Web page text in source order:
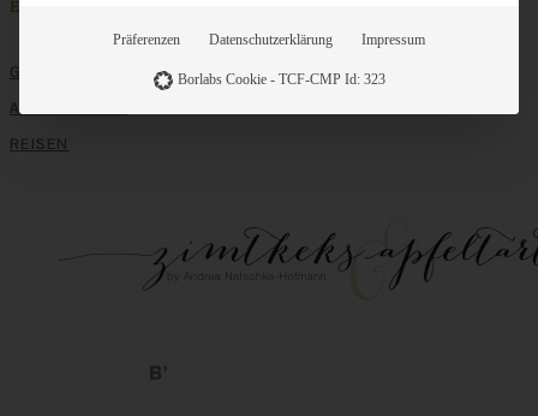
Entdecken
GRUNDLAGEN
ALLE REZEPTE
REISEN
Präferenzen Datenschutzerklärung Impressum
Borlabs Cookie - TCF-CMP Id: 323